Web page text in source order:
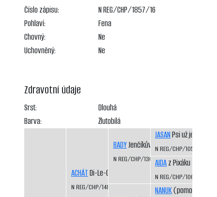
Číslo zápisu:
N REG/CHP/1857/16
Pohlaví:
Fena
Chovný:
Ne
Uchovněný:
Ne
Zdravotní údaje
Srst:
Dlouhá
Barva:
Žlutobílá
ACHÁTDi-Le-Grej
N REG/CHP/1483/08/10
BADYJenčíkův les
N REG/CHP/1308/03/06
JASANPsi už jedou
N REG/CHP/1050/98/
AIDAz Pixáku
N REG/CHP/1066/98/
NANUK(pomocný